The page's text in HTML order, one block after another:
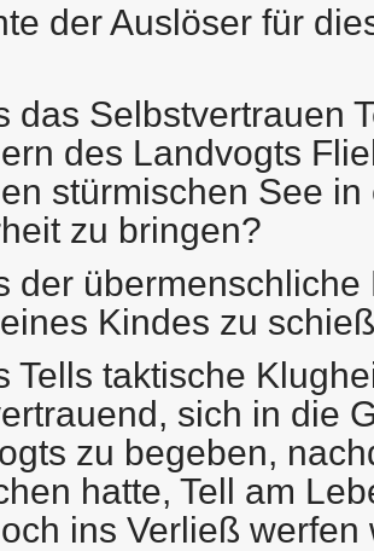
der Auslöser für
das Selbstvertrauen
des Landvogts
stürmischen See
zu bringen?
der übermenschliche
Kindes zu
Tells taktische
sich in die
zu begeben,
hatte, Tell am
ins Verließ werfen